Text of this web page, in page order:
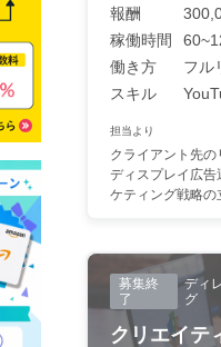
報酬
稼働時間
働き方
フル
スキル
担当より
クライアント先
ディスプレイ広告
ケティング戦略の
募集終
了
ディ
グ
クリエイテ